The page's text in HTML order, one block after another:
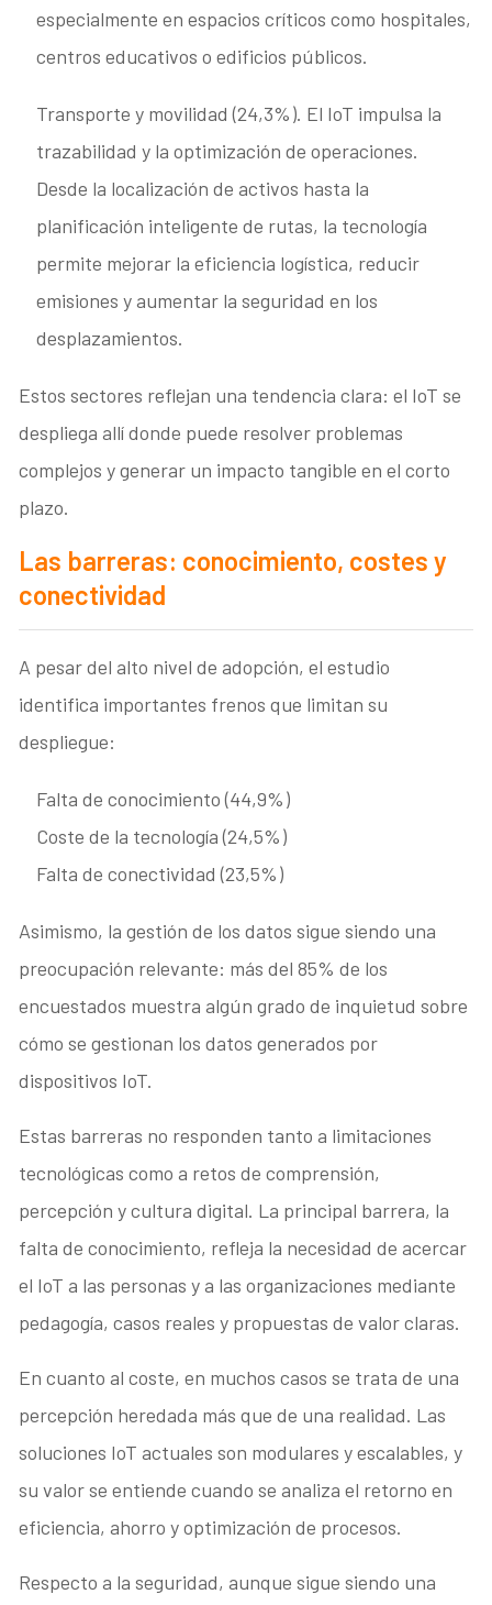
especialmente en espacios críticos como hospitales,
centros educativos o edificios públicos.
Transporte y movilidad (24,3%). El IoT impulsa la
trazabilidad y la optimización de operaciones.
Desde la localización de activos hasta la
planificación inteligente de rutas, la tecnología
permite mejorar la eficiencia logística, reducir
emisiones y aumentar la seguridad en los
desplazamientos.
Estos sectores reflejan una tendencia clara: el IoT se
despliega allí donde puede resolver problemas
complejos y generar un impacto tangible en el corto
plazo.
Las barreras: conocimiento, costes y
conectividad
A pesar del alto nivel de adopción, el estudio
identifica importantes frenos que limitan su
despliegue:
Falta de conocimiento (44,9%)
Coste de la tecnología (24,5%)
Falta de conectividad (23,5%)
Asimismo, la gestión de los datos sigue siendo una
preocupación relevante: más del 85% de los
encuestados muestra algún grado de inquietud sobre
cómo se gestionan los datos generados por
dispositivos IoT.
Estas barreras no responden tanto a limitaciones
tecnológicas como a retos de comprensión,
percepción y cultura digital. La principal barrera, la
falta de conocimiento, refleja la necesidad de acercar
el IoT a las personas y a las organizaciones mediante
pedagogía, casos reales y propuestas de valor claras.
En cuanto al coste, en muchos casos se trata de una
percepción heredada más que de una realidad. Las
soluciones IoT actuales son modulares y escalables, y
su valor se entiende cuando se analiza el retorno en
eficiencia, ahorro y optimización de procesos.
Respecto a la seguridad, aunque sigue siendo una